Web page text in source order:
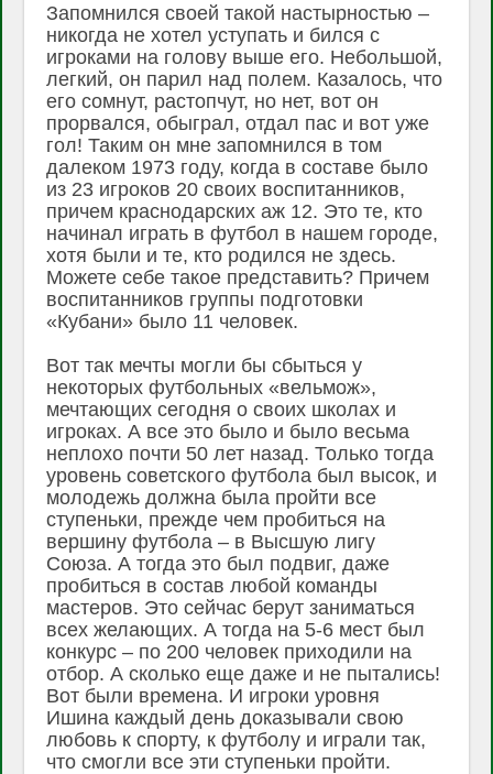
Запомнился своей такой настырностью –
никогда не хотел уступать и бился с
игроками на голову выше его. Небольшой,
легкий, он парил над полем. Казалось, что
его сомнут, растопчут, но нет, вот он
прорвался, обыграл, отдал пас и вот уже
гол! Таким он мне запомнился в том
далеком 1973 году, когда в составе было
из 23 игроков 20 своих воспитанников,
причем краснодарских аж 12. Это те, кто
начинал играть в футбол в нашем городе,
хотя были и те, кто родился не здесь.
Можете себе такое представить? Причем
воспитанников группы подготовки
«Кубани» было 11 человек.
Вот так мечты могли бы сбыться у
некоторых футбольных «вельмож»,
мечтающих сегодня о своих школах и
игроках. А все это было и было весьма
неплохо почти 50 лет назад. Только тогда
уровень советского футбола был высок, и
молодежь должна была пройти все
ступеньки, прежде чем пробиться на
вершину футбола – в Высшую лигу
Союза. А тогда это был подвиг, даже
пробиться в состав любой команды
мастеров. Это сейчас берут заниматься
всех желающих. А тогда на 5-6 мест был
конкурс – по 200 человек приходили на
отбор. А сколько еще даже и не пытались!
Вот были времена. И игроки уровня
Ишина каждый день доказывали свою
любовь к спорту, к футболу и играли так,
что смогли все эти ступеньки пройти.